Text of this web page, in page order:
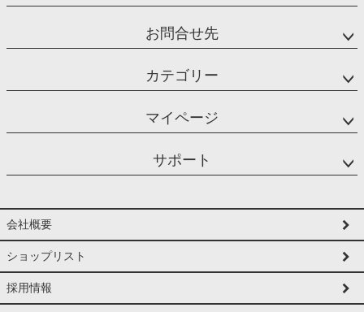
お問合せ先
カテゴリー
マイページ
サポート
会社概要
ショップリスト
採用情報